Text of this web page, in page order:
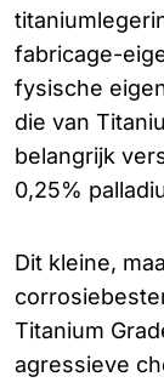
fabricage-
fysische
die van
belangrijk
0,25%
Dit kleine,
Titanium
agressieve